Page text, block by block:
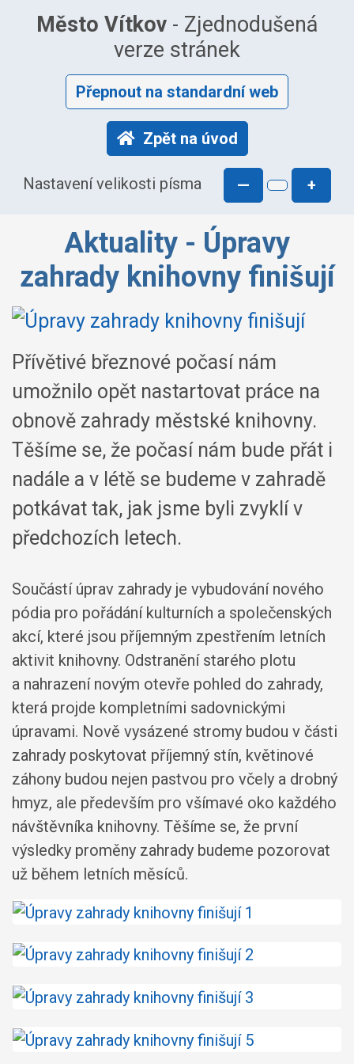
Město Vítkov - Zjednodušená
verze stránek
Přepnout na standardní web
Zpět na úvod
Nastavení velikosti písma — +
Aktuality - Úpravy
zahrady knihovny finišují
Přívětivé březnové počasí nám
umožnilo opět nastartovat práce na
obnově zahrady městské knihovny.
Těšíme se, že počasí nám bude přát i
nadále a v létě se budeme v zahradě
potkávat tak, jak jsme byli zvyklí v
předchozích letech.
Součástí úprav zahrady je vybudování nového
pódia pro pořádání kulturních a společenských
akcí, které jsou příjemným zpestřením letních
aktivit knihovny. Odstranění starého plotu
a nahrazení novým otevře pohled do zahrady,
která projde kompletními sadovnickými
úpravami. Nově vysázené stromy budou v části
zahrady poskytovat příjemný stín, květinové
záhony budou nejen pastvou pro včely a drobný
hmyz, ale především pro všímavé oko každého
návštěvníka knihovny. Těšíme se, že první
výsledky proměny zahrady budeme pozorovat
už během letních měsíců.